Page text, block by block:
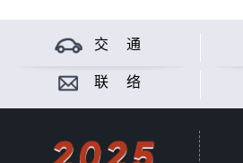
交 通
联 络